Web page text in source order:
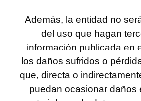
Además, la entidad no
del uso que hagan
información publicada en
los daños sufridos o
que, directa o
puedan ocasionar daños